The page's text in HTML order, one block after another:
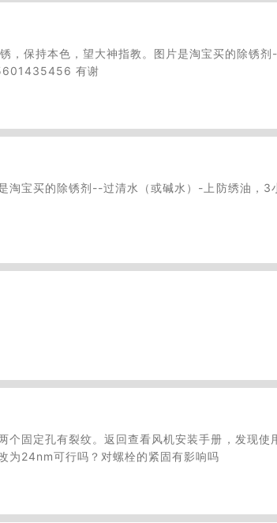
，保持本色，望大神指教。图片是淘宝买的除锈
有谢
淘宝买的除锈剂--过清水（或碱水）-上防绣油，3
固定孔有裂纹。返回查看风机安装手册，发现使
为24nm可行吗？对螺栓的紧固有影响吗